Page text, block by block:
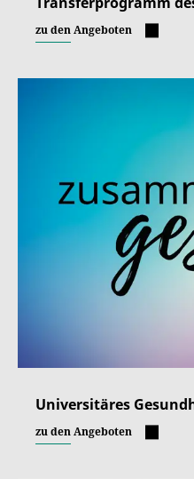
zu den Angeboten
Universitäres
zu den Angeboten